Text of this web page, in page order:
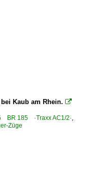
Kaub am Rhein. 
BR 185 ·Traxx AC1/2·,
Züge